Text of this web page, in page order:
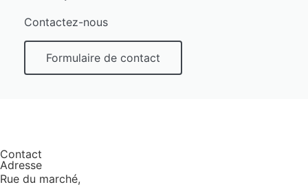
Contactez-nous
Formulaire de contact
Contact
Adresse
Rue du marché,